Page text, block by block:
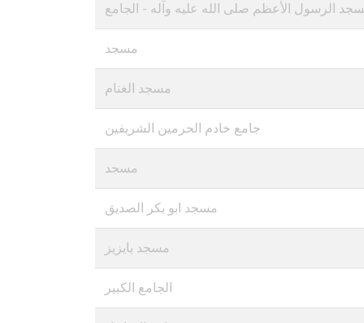
الرسول الأعظم صلى الله عليه وآله - الجامع
مسجد
مسجد الغنام
جامع خادم الحرمين الشريفين
مسجد
مسجد ابو بكر الصديق
مسجد بايزيز
الجامع الكبير